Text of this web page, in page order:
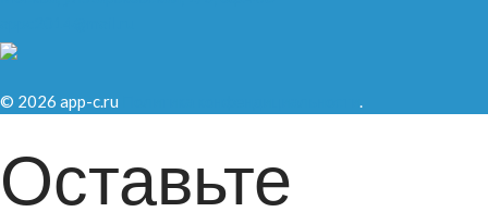
© 2026 app-c.ru .
Оставьте